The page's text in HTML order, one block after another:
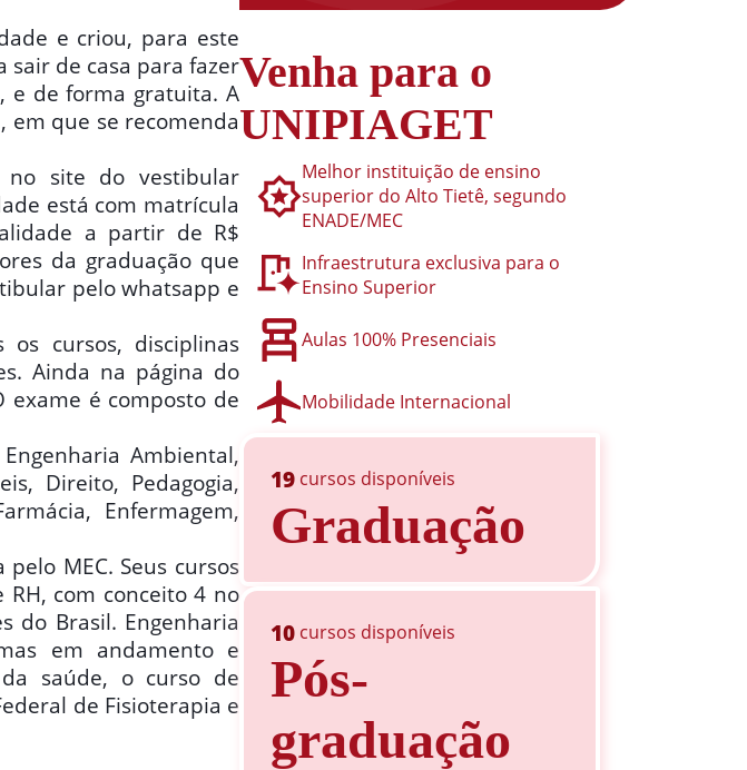
e criou, para este
sair de casa para fazer
e de forma gratuita. A
que se recomenda
no site do vestibular
está com matrícula
a partir de R$
da graduação que
pelo whatsapp e
cursos, disciplinas
Ainda na página do
exame é composto de
Ambiental,
Direito, Pedagogia,
Enfermagem,
MEC. Seus cursos
RH, com conceito 4 no
do Brasil. Engenharia
em andamento e
da saúde, o curso de
de Fisioterapia e
Venha para o
UNIPIAGET
Melhor instituição de ensino
superior do Alto Tietê, segundo
ENADE/MEC
Infraestrutura exclusiva para o
Ensino Superior
Aulas 100% Presenciais
Mobilidade Internacional
19 cursos disponíveis
Graduação
10 cursos disponíveis
Pós-
graduação